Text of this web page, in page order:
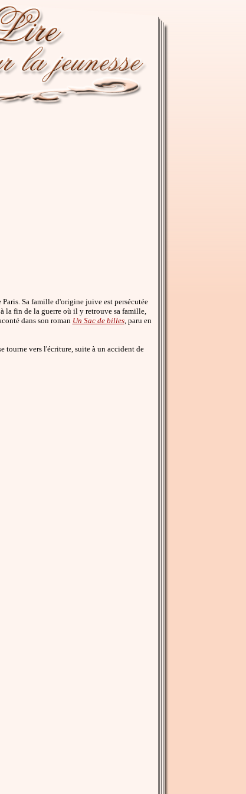
Sa famille d'origine juive est persécutée
la fin de la guerre où il y retrouve sa famille,
dans son roman Un Sac de billes, paru en
tourne vers l'écriture, suite à un accident de